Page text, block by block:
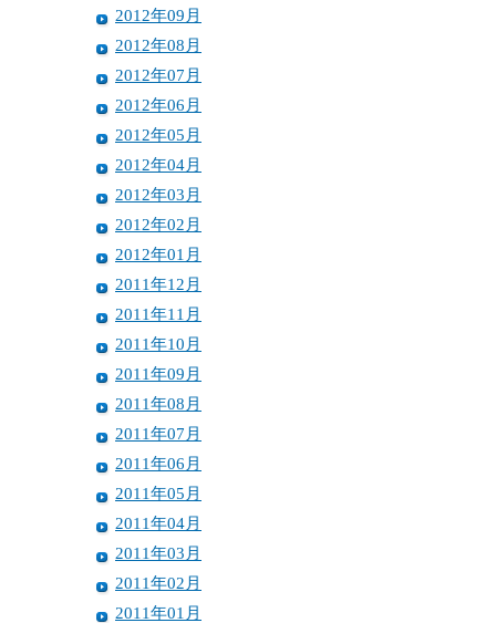
2012年09月
2012年08月
2012年07月
2012年06月
2012年05月
2012年04月
2012年03月
2012年02月
2012年01月
2011年12月
2011年11月
2011年10月
2011年09月
2011年08月
2011年07月
2011年06月
2011年05月
2011年04月
2011年03月
2011年02月
2011年01月